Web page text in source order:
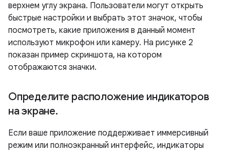
верхнем углу экрана. Пользователи могут открыть
быстрые настройки и выбрать этот значок, чтобы
посмотреть, какие приложения в данный момент
используют микрофон или камеру. На рисунке 2
показан пример скриншота, на котором
отображаются значки.
Определите расположение индикаторов
на экране.
Если ваше приложение поддерживает иммерсивный
режим или полноэкранный интерфейс, индикаторы